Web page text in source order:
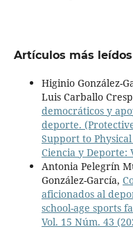
Artículos más
Higinio González-
Luis Carballo
democráticos y
deporte.
Support to
Ciencia y Deporte:
Antonia Pelegrín
González-García,
aficionados al
school-age sports
Vol. 15 Núm. 43